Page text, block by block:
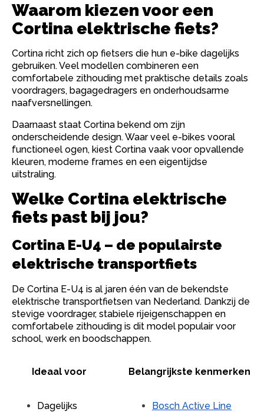
Waarom kiezen voor een
Cortina elektrische fiets?
Cortina richt zich op fietsers die hun e-bike dagelijks
gebruiken. Veel modellen combineren een
comfortabele zithouding met praktische details zoals
voordragers, bagagedragers en onderhoudsarme
naafversnellingen.
Daarnaast staat Cortina bekend om zijn
onderscheidende design. Waar veel e-bikes vooral
functioneel ogen, kiest Cortina vaak voor opvallende
kleuren, moderne frames en een eigentijdse
uitstraling.
Welke Cortina elektrische
fiets past bij jou?
Cortina E-U4 – de populairste
elektrische transportfiets
De Cortina E-U4 is al jaren één van de bekendste
elektrische transportfietsen van Nederland. Dankzij de
stevige voordrager, stabiele rijeigenschappen en
comfortabele zithouding is dit model populair voor
school, werk en boodschappen.
Ideaal voor Belangrijkste kenmerken
Dagelijks
Bosch Active Line